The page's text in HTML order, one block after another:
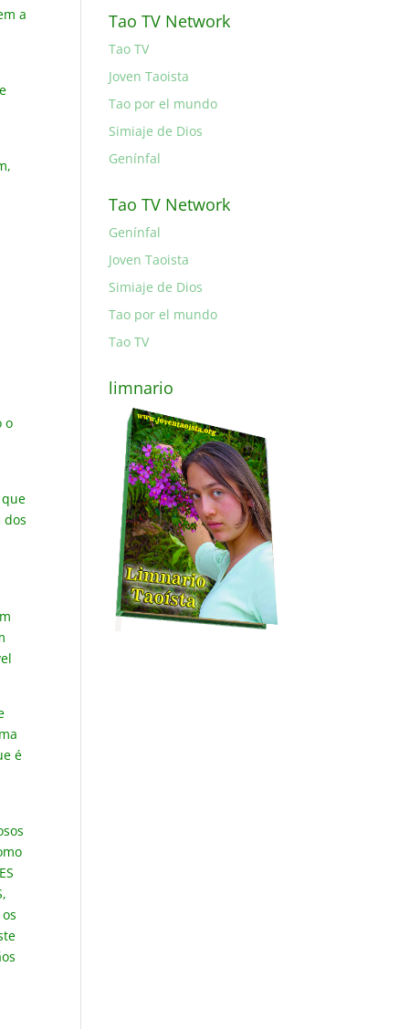
a
o
dos
é
Tao TV Network
Tao TV
Joven Taoista
Tao por el mundo
Simiaje de Dios
Genínfal
Tao TV Network
Genínfal
Joven Taoista
Simiaje de Dios
Tao por el mundo
Tao TV
limnario